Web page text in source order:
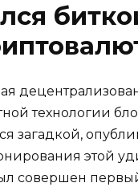
технологии
загадкой,
этой
совершен